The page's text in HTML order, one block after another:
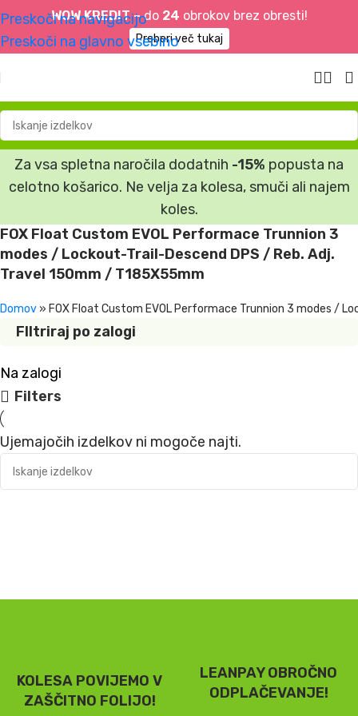
WOW KREDIT –do 24 obrokov brez obresti!
Preberi več tukaj
Preskoči na navigacijo
Preskoči na glavno vsebino
Za vsa spletna naročila dodatnih -15% popusta na
celotno košarico. Ne velja za kolesa, smuči ali najem
koles.
FOX Float Custom EVOL Performace Trunnion 3
modes / Lockout-Trail-Descend DPS / Reb. Adj.
Travel 150mm / T185X55mm
Domov » FOX Float Custom EVOL Performace Trunnion 3 modes /
FIltriraj po zalogi
Na zalogi
Filters
Ujemajočih izdelkov ni mogoče najti.
KOLESA POVIJEMO V
ZAŠČITNO FOLIJO!
LEANPAY OBROČNO
ODPLAČEVANJE!